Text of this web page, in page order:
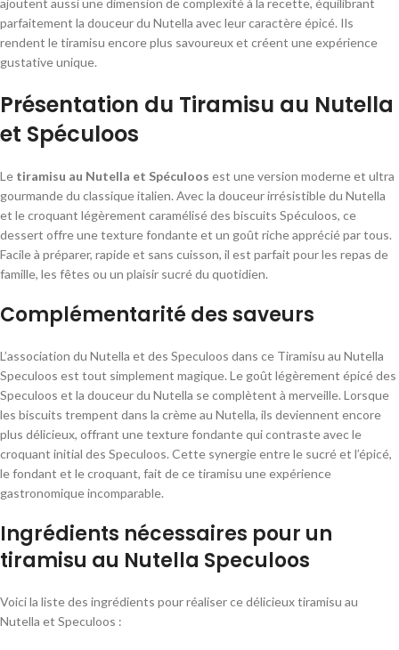
ajoutent aussi une dimension de complexité à la recette, équilibrant
parfaitement la douceur du Nutella avec leur caractère épicé. Ils
rendent le tiramisu encore plus savoureux et créent une expérience
gustative unique.
Présentation du Tiramisu au Nutella
et Spéculoos
Le tiramisu au Nutella et Spéculoos est une version moderne et ultra
gourmande du classique italien. Avec la douceur irrésistible du Nutella
et le croquant légèrement caramélisé des biscuits Spéculoos, ce
dessert offre une texture fondante et un goût riche apprécié par tous.
Facile à préparer, rapide et sans cuisson, il est parfait pour les repas de
famille, les fêtes ou un plaisir sucré du quotidien.
Complémentarité des saveurs
L’association du Nutella et des Speculoos dans ce Tiramisu au Nutella
Speculoos est tout simplement magique. Le goût légèrement épicé des
Speculoos et la douceur du Nutella se complètent à merveille. Lorsque
les biscuits trempent dans la crème au Nutella, ils deviennent encore
plus délicieux, offrant une texture fondante qui contraste avec le
croquant initial des Speculoos. Cette synergie entre le sucré et l’épicé,
le fondant et le croquant, fait de ce tiramisu une expérience
gastronomique incomparable.
Ingrédients nécessaires pour un
tiramisu au Nutella Speculoos
Voici la liste des ingrédients pour réaliser ce délicieux tiramisu au
Nutella et Speculoos :